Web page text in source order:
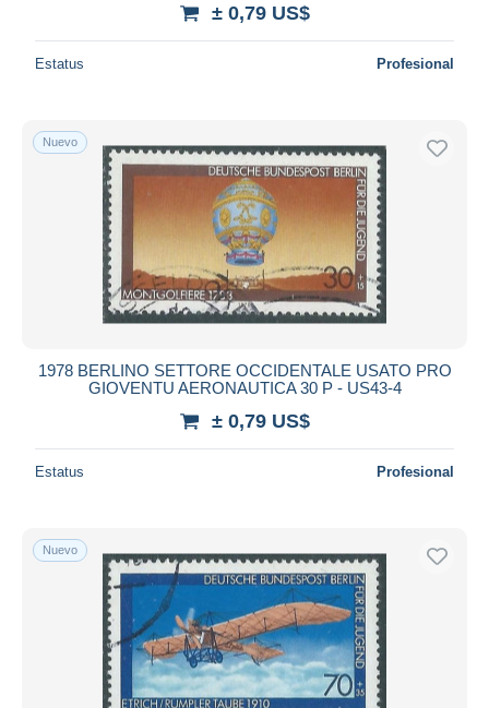
± 0,79 US$
Estatus Profesional
Nuevo
1978 BERLINO SETTORE OCCIDENTALE USATO PRO
GIOVENTU AERONAUTICA 30 P - US43-4
± 0,79 US$
Estatus Profesional
Nuevo